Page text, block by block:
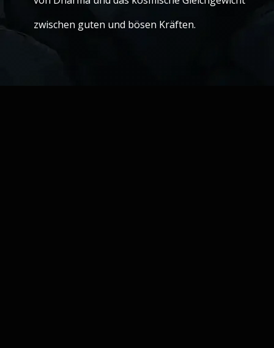
zwischen guten und bösen Kräften.